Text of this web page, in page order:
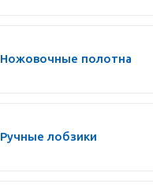
Ножовочные полотна
Ручные лобзики